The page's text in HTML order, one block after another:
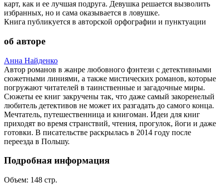
карт, как и ее лучшая подруга. Девушка решается вызволить
избранных, но и сама оказывается в ловушке.
Книга публикуется в авторской орфографии и пунктуации
об авторе
Анна Найденко
Автор романов в жанре любовного фэнтези с детективными
сюжетными линиями, а также мистических романов, которые
погружают читателей в таинственные и загадочные миры.
Сюжеты ее книг закручены так, что даже самый закоренелый
любитель детективов не может их разгадать до самого конца.
Мечтатель, путешественница и книгоман. Идеи для книг
приходят во время странствий, чтения, прогулок, йоги и даже
готовки. В писательстве раскрылась в 2014 году после
переезда в Польшу.
Подробная информация
Объем: 148 стр.